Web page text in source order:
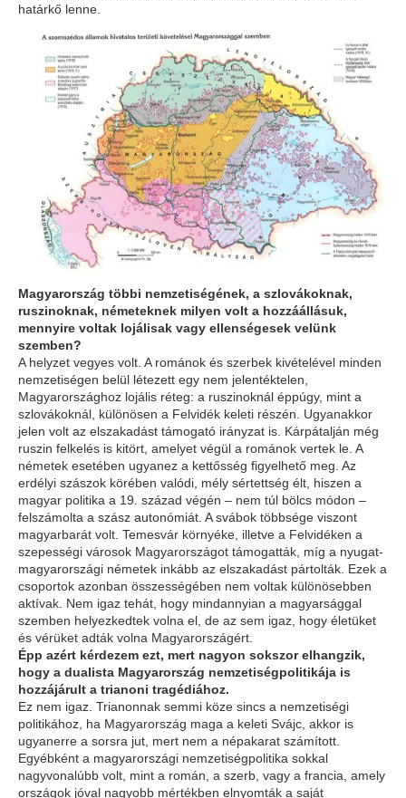
határkő lenne.
Magyarország többi nemzetiségének, a szlovákoknak,
ruszinoknak, németeknek milyen volt a hozzáállásuk,
mennyire voltak lojálisak vagy ellenségesek velünk
szemben?
A helyzet vegyes volt. A románok és szerbek kivételével minden
nemzetiségen belül létezett egy nem jelentéktelen,
Magyarországhoz lojális réteg: a ruszinoknál éppúgy, mint a
szlovákoknál, különösen a Felvidék keleti részén. Ugyanakkor
jelen volt az elszakadást támogató irányzat is. Kárpátalján még
ruszin felkelés is kitört, amelyet végül a románok vertek le. A
németek esetében ugyanez a kettősség figyelhető meg. Az
erdélyi szászok körében valódi, mély sértettség élt, hiszen a
magyar politika a 19. század végén – nem túl bölcs módon –
felszámolta a szász autonómiát. A svábok többsége viszont
magyarbarát volt. Temesvár környéke, illetve a Felvidéken a
szepességi városok Magyarországot támogatták, míg a nyugat-
magyarországi németek inkább az elszakadást pártolták. Ezek a
csoportok azonban összességében nem voltak különösebben
aktívak. Nem igaz tehát, hogy mindannyian a magyarsággal
szemben helyezkedtek volna el, de az sem igaz, hogy életüket
és vérüket adták volna Magyarországért.
Épp azért kérdezem ezt, mert nagyon sokszor elhangzik,
hogy a dualista Magyarország nemzetiségpolitikája is
hozzájárult a trianoni tragédiához.
Ez nem igaz. Trianonnak semmi köze sincs a nemzetiségi
politikához, ha Magyarország maga a keleti Svájc, akkor is
ugyanerre a sorsra jut, mert nem a népakarat számított.
Egyébként a magyarországi nemzetiségpolitika sokkal
nagyvonalúbb volt, mint a román, a szerb, vagy a francia, amely
országok jóval nagyobb mértékben elnyomták a saját